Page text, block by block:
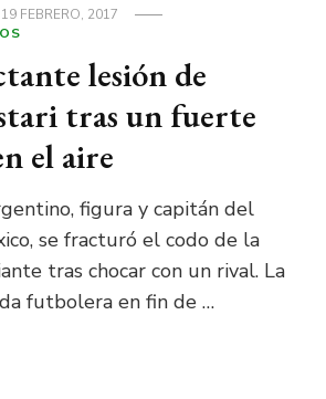
19 FEBRERO, 2017
lesión de
tras un fuerte
el aire
figura y capitán del
se fracturó el codo de la
tras chocar con un rival. La
futbolera en fin de …